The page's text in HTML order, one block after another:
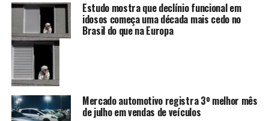
Estudo mostra que declínio funcional em
idosos começa uma década mais cedo no
Brasil do que na Europa
Mercado automotivo registra 3º melhor mês
de julho em vendas de veículos